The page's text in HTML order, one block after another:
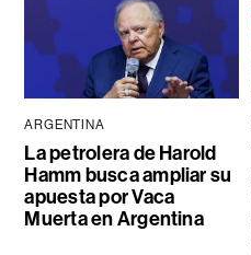
ARGENTINA
La petrolera de Harold
Hamm busca ampliar su
apuesta por Vaca
Muerta en Argentina